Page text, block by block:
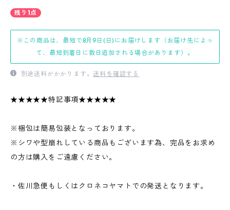
残り1点
※この商品は、最短で8月9日(日)にお届けします（お届け先によっ
て、最短到着日に数日追加される場合があります）。
別途送料がかかります。送料を確認する
★★★★★特記事項★★★★★
※梱包は簡易包装となっております。
※シワや型崩れしている商品もございます為、完品をお求め
の方は購入をご遠慮ください。
・佐川急便もしくはクロネコヤマトでの発送となります。